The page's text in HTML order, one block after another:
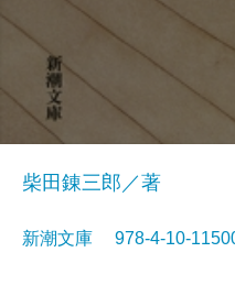
柴田錬三郎／著
新潮文庫 978-4-10-